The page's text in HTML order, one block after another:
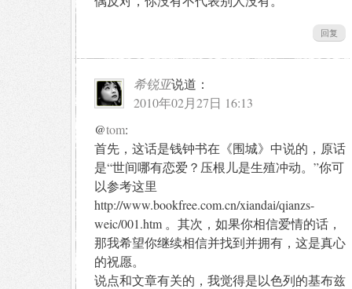
回复
希锐亚说道：
2010年02月27日 16:13
@tom:
首先，这话是钱钟书在《围城》中说的，原话
是“世间哪有恋爱？压根儿是生殖冲动。”你可
以参考这里
http://www.bookfree.com.cn/xiandai/qianzs-
weic/001.htm 。其次，如果你相信爱情的话，
那我希望你继续相信并找到并拥有，这是真心
的祝愿。
说点和文章有关的，我觉得是以色列的基布兹